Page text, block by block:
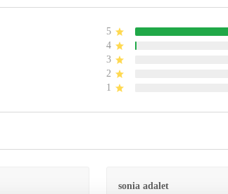
5
4
3
2
1
sonia adalet